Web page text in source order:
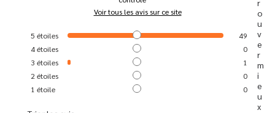
Voir tous les avis sur ce site
5 étoiles
49
4étoiles
0
3 étoiles
1
2 étoiles
0
1 étoile 0
r
o
u
v
e
r
m
i
e
u
x